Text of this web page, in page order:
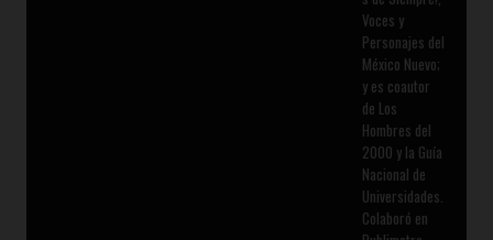
Voces y
Personajes del
México Nuevo;
y es coautor
de Los
Hombres del
2000 y la Guía
Nacional de
Universidades.
Colaboró en